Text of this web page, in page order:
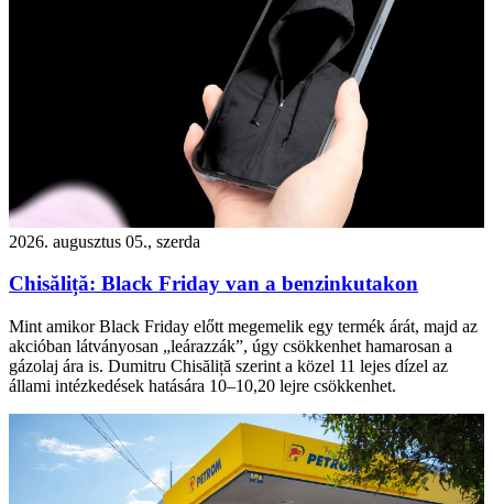
2026. augusztus 05., szerda
Chisăliță: Black Friday van a benzinkutakon
Mint amikor Black Friday előtt megemelik egy termék árát, majd az
akcióban látványosan „leárazzák”, úgy csökkenhet hamarosan a
gázolaj ára is. Dumitru Chisăliță szerint a közel 11 lejes dízel az
állami intézkedések hatására 10–10,20 lejre csökkenhet.